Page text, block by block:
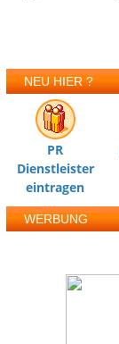
NEU HIER ?
PR
Dienstleister
eintragen
WERBUNG